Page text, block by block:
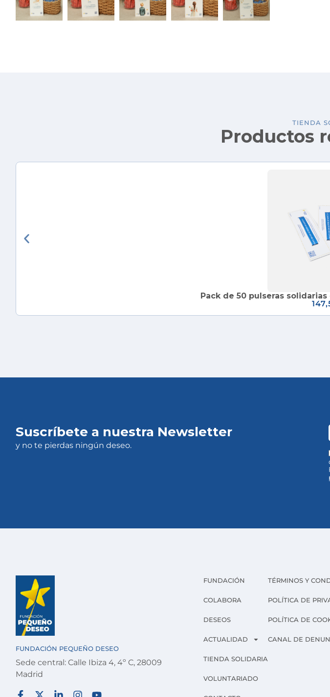
TIENDA
Productos
Pack de 50 pulseras
Suscríbete a nuestra Newsletter
y no te pierdas ningún deseo.
FUNDACIÓN PEQUEÑO DESEO
Sede central: Calle Ibiza 4, 4º C, 28009
Madrid
FUNDACIÓN
COLABORA
DESEOS
ACTUALIDAD
TIENDA SOLIDARIA
VOLUNTARIADO
TÉRMINOS Y
POLÍTICA DE
POLÍTICA DE
CANAL DE